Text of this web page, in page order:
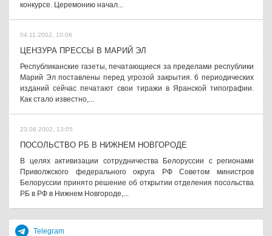
конкурсе. Церемонию начал...
04.11.2002, 10:06
ЦЕНЗУРА ПРЕССЫ В МАРИЙ ЭЛ
Республиканские газеты, печатающиеся за пределами республики
Марий Эл поставлены перед угрозой закрытия. 6 периодических
изданий сейчас печатают свои тиражи в Яранской типографии.
Как стало известно,...
23.08.2002, 13:05
ПОСОЛЬСТВО РБ В НИЖНЕМ НОВГОРОДЕ
В целях активизации сотрудничества Белоруссии с регионами
Приволжского федерального округа РФ Советом министров
Белоруссии принято решение об открытии отделения посольства
РБ в РФ в Нижнем Новгороде,...
Telegram